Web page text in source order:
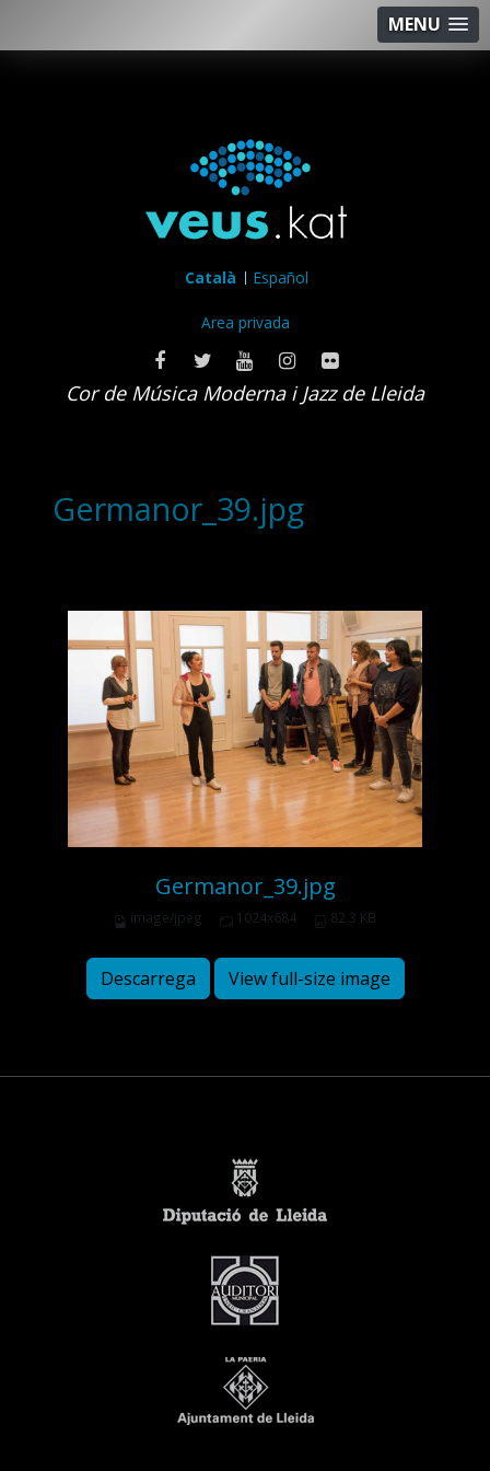
MENU
Català Español
Area privada
Cor de Música Moderna i Jazz de Lleida
Germanor_39.jpg
Germanor_39.jpg
image/jpeg 1024x684 82.3 KB
Descarrega View full-size image